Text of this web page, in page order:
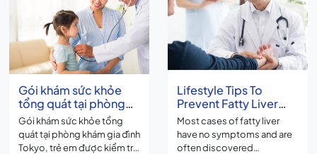
Gói khám sức khỏe
tổng quát tại phòng
khám gia đình Tokyo,
trẻ em được kiểm tra
những gì ?
Gói khám sức khỏe tổng
quát tại phòng khám gia đình
Tokyo, trẻ em được kiểm tra
Lifestyle Tips To
Prevent Fatty Liver
Disease
Most cases of fatty liver
have no symptoms and are
often discovered